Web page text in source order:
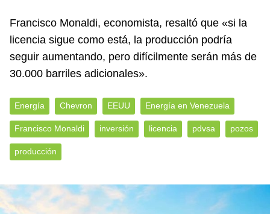
Francisco Monaldi, economista, resaltó que «si la
licencia sigue como está, la producción podría
seguir aumentando, pero difícilmente serán más de
30.000 barriles adicionales».
Energía Chevron EEUU Energía en Venezuela
Francisco Monaldi inversión licencia pdvsa pozos
producción